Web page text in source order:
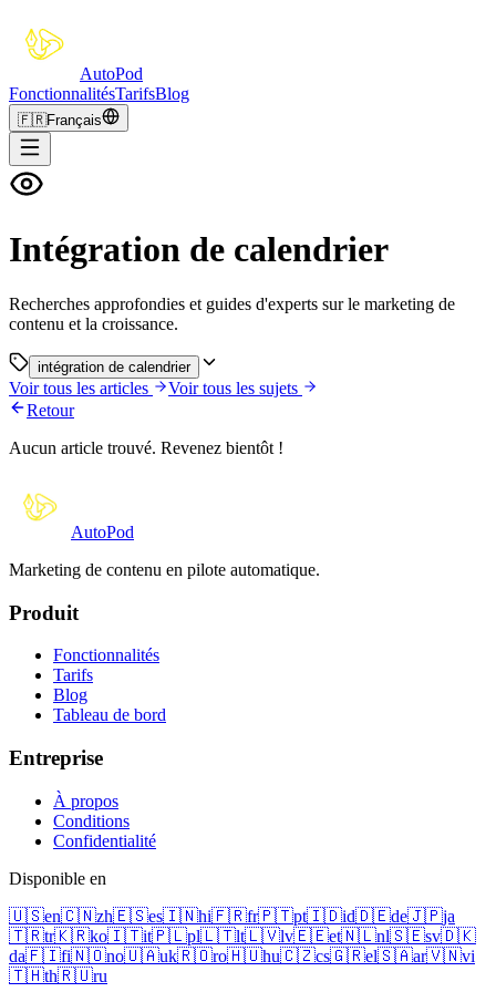
AutoPod
FonctionnalitésTarifsBlog
🇫🇷Français
Intégration de calendrier
Recherches approfondies et guides d'experts sur le marketing de
contenu et la croissance.
intégration de calendrier
Voir tous les articles
Voir tous les sujets
Retour
Aucun article trouvé. Revenez bientôt !
AutoPod
Marketing de contenu en pilote automatique.
Produit
Fonctionnalités
Tarifs
Blog
Tableau de bord
Entreprise
À propos
Conditions
Confidentialité
Disponible en
🇺🇸en🇨🇳zh🇪🇸es🇮🇳hi🇫🇷fr🇵🇹pt🇮🇩id🇩🇪de🇯🇵ja
🇹🇷tr🇰🇷ko🇮🇹it🇵🇱pl🇱🇹lt🇱🇻lv🇪🇪et🇳🇱nl🇸🇪sv🇩🇰
da🇫🇮fi🇳🇴no🇺🇦uk🇷🇴ro🇭🇺hu🇨🇿cs🇬🇷el🇸🇦ar🇻🇳vi
🇹🇭th🇷🇺ru